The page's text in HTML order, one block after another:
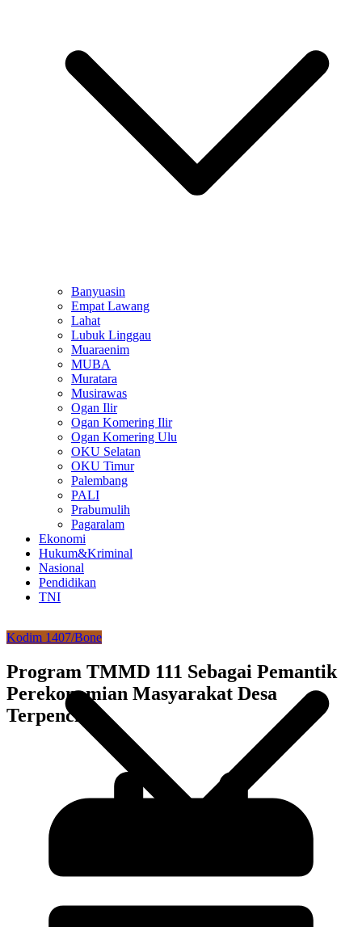
Banyuasin
Empat Lawang
Lahat
Lubuk Linggau
Muaraenim
MUBA
Muratara
Musirawas
Ogan Ilir
Ogan Komering Ilir
Ogan Komering Ulu
OKU Selatan
OKU Timur
Palembang
PALI
Prabumulih
Pagaralam
Ekonomi
Hukum&Kriminal
Nasional
Pendidikan
TNI
Kodim 1407/Bone
Program TMMD 111 Sebagai Pemantik
Perekonomian Masyarakat Desa
Terpencil